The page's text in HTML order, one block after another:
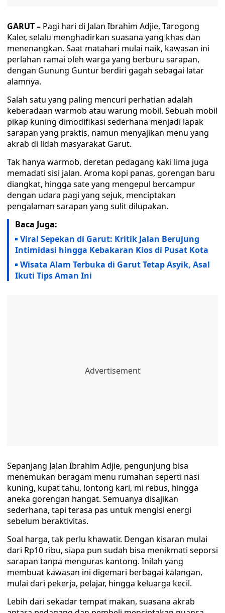
GARUT – Pagi hari di Jalan Ibrahim Adjie, Tarogong
Kaler, selalu menghadirkan suasana yang khas dan
menenangkan. Saat matahari mulai naik, kawasan ini
perlahan ramai oleh warga yang berburu sarapan,
dengan Gunung Guntur berdiri gagah sebagai latar
alamnya.
Salah satu yang paling mencuri perhatian adalah
keberadaan warmob atau warung mobil. Sebuah mobil
pikap kuning dimodifikasi sederhana menjadi lapak
sarapan yang praktis, namun menyajikan menu yang
akrab di lidah masyarakat Garut.
Tak hanya warmob, deretan pedagang kaki lima juga
memadati sisi jalan. Aroma kopi panas, gorengan baru
diangkat, hingga sate yang mengepul bercampur
dengan udara pagi yang sejuk, menciptakan
pengalaman sarapan yang sulit dilupakan.
Baca Juga:
Viral Sepekan di Garut: Kritik Jalan Berujung
Intimidasi hingga Kebakaran Kios di Pusat Kota
Wisata Alam Terbuka di Garut Tetap Asyik, Asal
Ikuti Tips Aman Ini
Sepanjang Jalan Ibrahim Adjie, pengunjung bisa
menemukan beragam menu rumahan seperti nasi
kuning, kupat tahu, lontong kari, mi rebus, hingga
aneka gorengan hangat. Semuanya disajikan
sederhana, tapi terasa pas untuk mengisi energi
sebelum beraktivitas.
Soal harga, tak perlu khawatir. Dengan kisaran mulai
dari Rp10 ribu, siapa pun sudah bisa menikmati seporsi
sarapan tanpa menguras kantong. Inilah yang
membuat kawasan ini digemari berbagai kalangan,
mulai dari pekerja, pelajar, hingga keluarga kecil.
Lebih dari sekadar tempat makan, suasana akrab